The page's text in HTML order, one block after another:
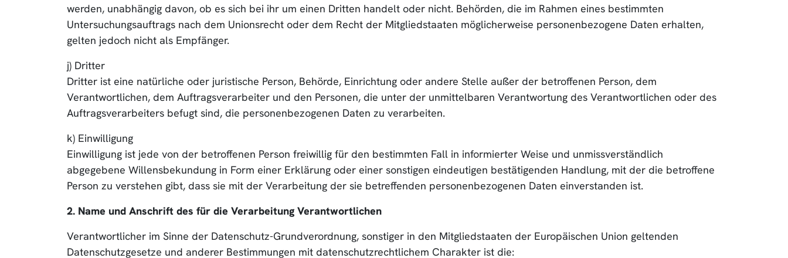
werden, unabhängig davon, ob es sich bei ihr um einen Dritten handelt oder nicht. Behörden, die im Rahmen eines bestimmten
Untersuchungsauftrags nach dem Unionsrecht oder dem Recht der Mitgliedstaaten möglicherweise personenbezogene Daten erhalten,
gelten jedoch nicht als Empfänger.
j) Dritter
Dritter ist eine natürliche oder juristische Person, Behörde, Einrichtung oder andere Stelle außer der betroffenen Person, dem
Verantwortlichen, dem Auftragsverarbeiter und den Personen, die unter der unmittelbaren Verantwortung des Verantwortlichen oder des
Auftragsverarbeiters befugt sind, die personenbezogenen Daten zu verarbeiten.
k) Einwilligung
Einwilligung ist jede von der betroffenen Person freiwillig für den bestimmten Fall in informierter Weise und unmissverständlich
abgegebene Willensbekundung in Form einer Erklärung oder einer sonstigen eindeutigen bestätigenden Handlung, mit der die betroffene
Person zu verstehen gibt, dass sie mit der Verarbeitung der sie betreffenden personenbezogenen Daten einverstanden ist.
2. Name und Anschrift des für die Verarbeitung Verantwortlichen
Verantwortlicher im Sinne der Datenschutz-Grundverordnung, sonstiger in den Mitgliedstaaten der Europäischen Union geltenden
Datenschutzgesetze und anderer Bestimmungen mit datenschutzrechtlichem Charakter ist die: